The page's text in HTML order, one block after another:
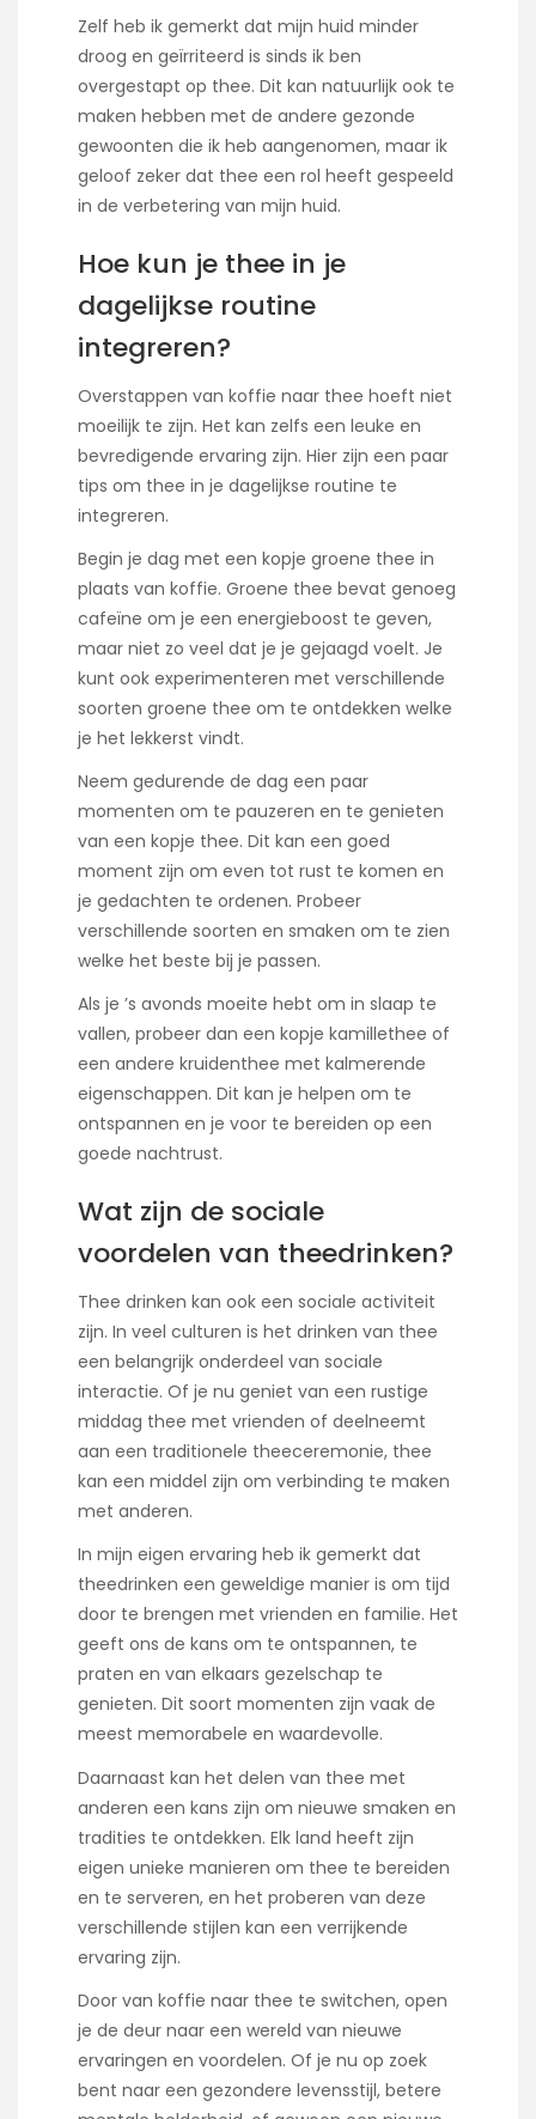
Zelf heb ik gemerkt dat mijn huid minder
droog en geïrriteerd is sinds ik ben
overgestapt op thee. Dit kan natuurlijk ook te
maken hebben met de andere gezonde
gewoonten die ik heb aangenomen, maar ik
geloof zeker dat thee een rol heeft gespeeld
in de verbetering van mijn huid.
Hoe kun je thee in je
dagelijkse routine
integreren?
Overstappen van koffie naar thee hoeft niet
moeilijk te zijn. Het kan zelfs een leuke en
bevredigende ervaring zijn. Hier zijn een paar
tips om thee in je dagelijkse routine te
integreren.
Begin je dag met een kopje groene thee in
plaats van koffie. Groene thee bevat genoeg
cafeïne om je een energieboost te geven,
maar niet zo veel dat je je gejaagd voelt. Je
kunt ook experimenteren met verschillende
soorten groene thee om te ontdekken welke
je het lekkerst vindt.
Neem gedurende de dag een paar
momenten om te pauzeren en te genieten
van een kopje thee. Dit kan een goed
moment zijn om even tot rust te komen en
je gedachten te ordenen. Probeer
verschillende soorten en smaken om te zien
welke het beste bij je passen.
Als je ’s avonds moeite hebt om in slaap te
vallen, probeer dan een kopje kamillethee of
een andere kruidenthee met kalmerende
eigenschappen. Dit kan je helpen om te
ontspannen en je voor te bereiden op een
goede nachtrust.
Wat zijn de sociale
voordelen van theedrinken?
Thee drinken kan ook een sociale activiteit
zijn. In veel culturen is het drinken van thee
een belangrijk onderdeel van sociale
interactie. Of je nu geniet van een rustige
middag thee met vrienden of deelneemt
aan een traditionele theeceremonie, thee
kan een middel zijn om verbinding te maken
met anderen.
In mijn eigen ervaring heb ik gemerkt dat
theedrinken een geweldige manier is om tijd
door te brengen met vrienden en familie. Het
geeft ons de kans om te ontspannen, te
praten en van elkaars gezelschap te
genieten. Dit soort momenten zijn vaak de
meest memorabele en waardevolle.
Daarnaast kan het delen van thee met
anderen een kans zijn om nieuwe smaken en
tradities te ontdekken. Elk land heeft zijn
eigen unieke manieren om thee te bereiden
en te serveren, en het proberen van deze
verschillende stijlen kan een verrijkende
ervaring zijn.
Door van koffie naar thee te switchen, open
je de deur naar een wereld van nieuwe
ervaringen en voordelen. Of je nu op zoek
bent naar een gezondere levensstijl, betere